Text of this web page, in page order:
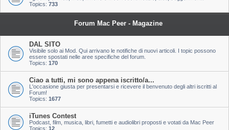
Topics: 733
Forum Mac Peer - Magazine
DAL SITO
Visibile solo ai Mod. Qui arrivano le notifiche di nuovi articoli. I topic possono
essere spostati nelle aree specifiche del forum.
Topics: 170
Ciao a tutti, mi sono appena iscritto/a...
L'occasione giusta per presentarsi e ricevere il benvenuto degli altri iscritti al
Forum!
Topics: 1677
iTunes Contest
Podcast, film, musica, libri, fumetti e audiolibri proposti e votati da Mac Peer
Topics: 12